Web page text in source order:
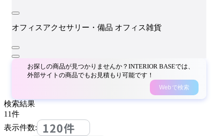
オフィスアクセサリー・備品 オフィス雑貨
お探しの商品が見つかりませんか？INTERIOR BASEでは、
外部サイトの商品でもお見積もり可能です！
Webで検索
検索結果
11件
表示件数:
120件